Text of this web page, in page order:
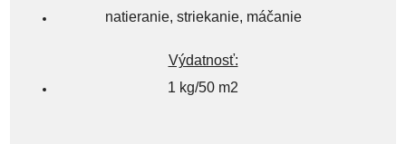
natieranie, striekanie, máčanie
Výdatnosť:
1 kg/50 m2